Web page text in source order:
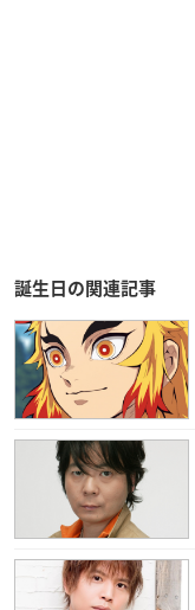
誕生日の関連記事